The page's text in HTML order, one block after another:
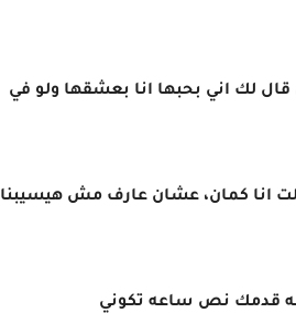
لك اني بحبها انا بعشقها ولو في
انا كمان، عشان عارف مش هيسيبنا
قدمك نص ساعه تكوني